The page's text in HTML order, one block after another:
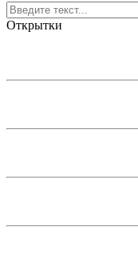
Открытки